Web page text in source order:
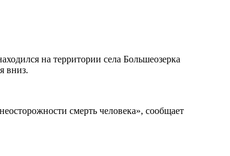
на территории села Большеозерка
вниз.
смерть человека», сообщает